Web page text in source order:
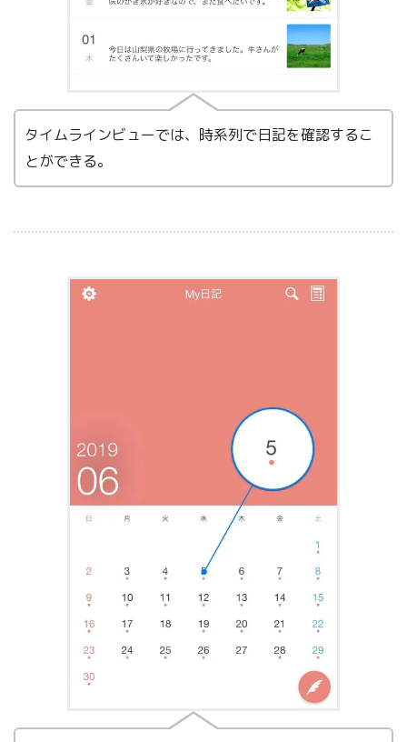
タイムラインビューでは、時系列で日記を確認するこ
とができる。